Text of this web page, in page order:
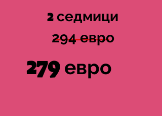
279евро
2седмици
294 евро